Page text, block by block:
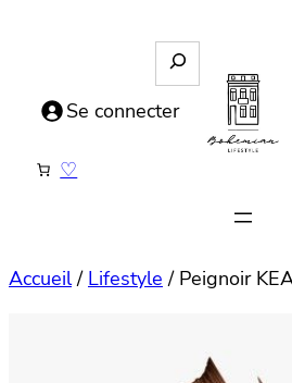
e
c
e
Se connecter
♡
Accueil/ Lifestyle / Peignoir